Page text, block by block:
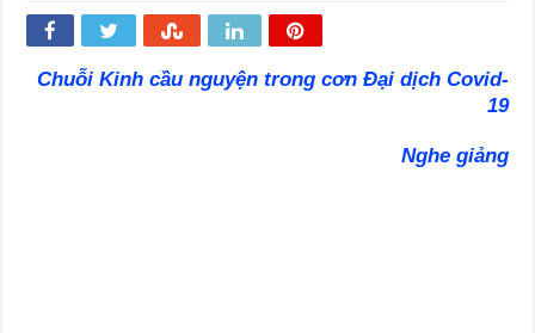
Chuỗi Kinh cầu nguyện trong cơn Đại dịch Covid-
19
Nghe giảng